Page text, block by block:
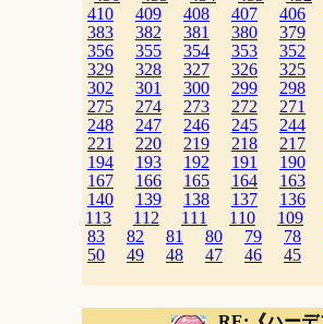
410
409 408 407 406
383
382 381 380 379
356
355 354 353 352
329
328 327 326 325
302
301 300 299 298
275
274 273 272 271
248
247 246 245 244
221
220 219 218 217
194
193 192 191 190
167
166 165 164 163
140
139 138 137 136
113
112 111 110 109
83
82 81 80 79 78
50
49 48 47 46 45